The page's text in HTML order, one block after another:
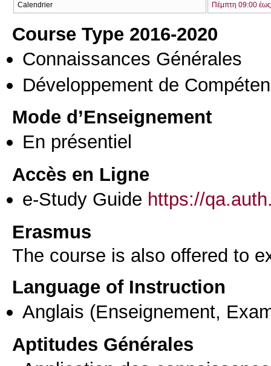
Calendrier Πέμπτη 09:00
Course Type 2016-2020
Connaissances Générales
Développement de
Mode d’Enseignement
En présentiel
Accès en Ligne
e-Study Guide https://
Erasmus
The course is also offered to
Language of Instruction
Anglais (Enseignement,
Aptitudes Générales